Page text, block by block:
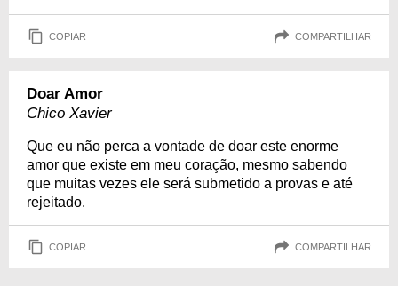
COPIAR COMPARTILHAR
Doar Amor
Chico Xavier
Que eu não perca a vontade de doar este enorme
amor que existe em meu coração, mesmo sabendo
que muitas vezes ele será submetido a provas e até
rejeitado.
COPIAR COMPARTILHAR